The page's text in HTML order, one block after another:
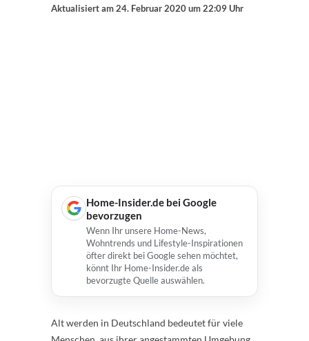
Aktualisiert am24. Februar 2020 um 22:09 Uhr
Home-Insider.de bei Google
bevorzugen
Wenn Ihr unsere Home-News,
Wohntrends und Lifestyle-Inspirationen
öfter direkt bei Google sehen möchtet,
könnt Ihr Home-Insider.de als
bevorzugte Quelle auswählen.
Alt werden in Deutschland bedeutet für viele